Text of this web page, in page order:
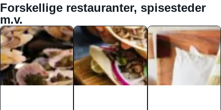
Forskellige restauranter, spisesteder
m.v.